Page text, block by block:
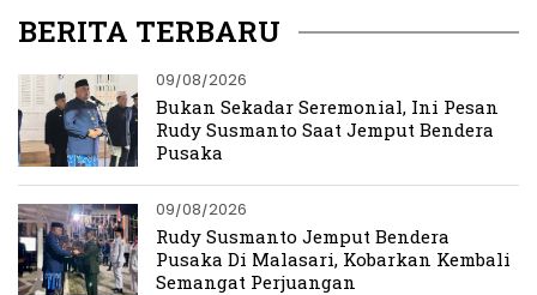
BERITA TERBARU
09/08/2026
Bukan Sekadar Seremonial, Ini Pesan
Rudy Susmanto Saat Jemput Bendera
Pusaka
09/08/2026
Rudy Susmanto Jemput Bendera
Pusaka Di Malasari, Kobarkan Kembali
Semangat Perjuangan